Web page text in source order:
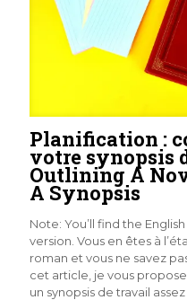
Planification :
votre synopsis
Outlining A
A Synopsis
Note: You’ll find the
version. Vous en êtes à
roman et vous ne savez
cet article, je vous
un synopsis de travail